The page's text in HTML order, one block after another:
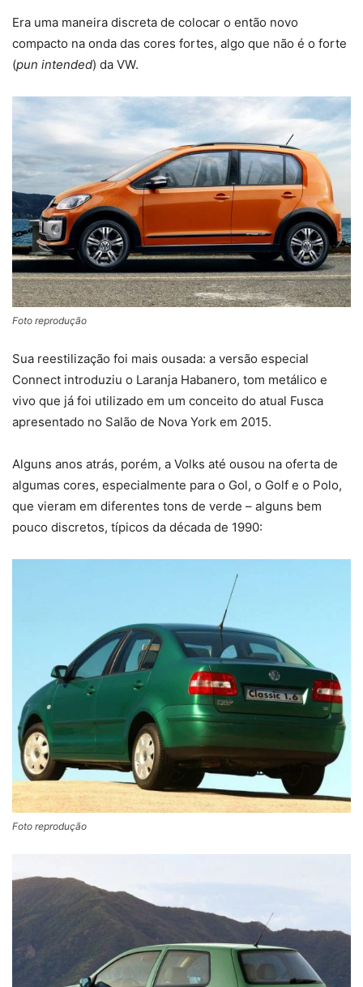
Era uma maneira discreta de colocar o então novo
compacto na onda das cores fortes, algo que não é o forte
(pun intended) da VW.
Foto reprodução
Sua reestilização foi mais ousada: a versão especial
Connect introduziu o Laranja Habanero, tom metálico e
vivo que já foi utilizado em um conceito do atual Fusca
apresentado no Salão de Nova York em 2015.
Alguns anos atrás, porém, a Volks até ousou na oferta de
algumas cores, especialmente para o Gol, o Golf e o Polo,
que vieram em diferentes tons de verde – alguns bem
pouco discretos, típicos da década de 1990:
Foto reprodução